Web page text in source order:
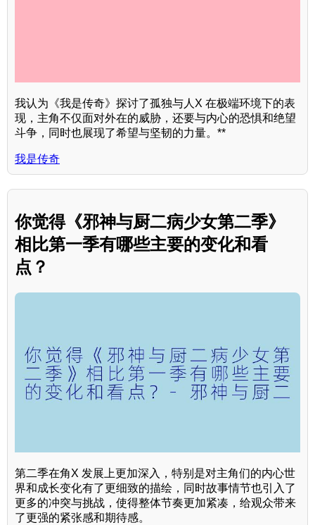
我认为《我是传奇》探讨了孤独与人X 在极端环境下的表
现，主角不仅面对外在的威胁，还要与内心的恐惧和绝望
斗争，同时也展现了希望与坚韧的力量。**
我是传奇
你觉得《邪神与厨二病少女第二季》
相比第一季有哪些主要的变化和看
点？
第二季在角X 发展上更加深入，特别是对主角们的内心世
界和成长变化有了更细致的描绘，同时故事情节也引入了
更多的冲突与挑战，使得整体节奏更加紧凑，给观众带来
了更强的紧张感和期待感。